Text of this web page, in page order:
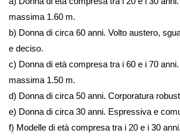
massima 1.60 m.
b) Donna di circa 60 anni. Volto austero,
e deciso.
c) Donna di età compresa tra i 60 e i 70
massima 1.50 m.
d) Donna di circa 50 anni. Corporatura
e) Donna di circa 30 anni. Espressiva e
f) Modelle di età compresa tra i 20 e i 30